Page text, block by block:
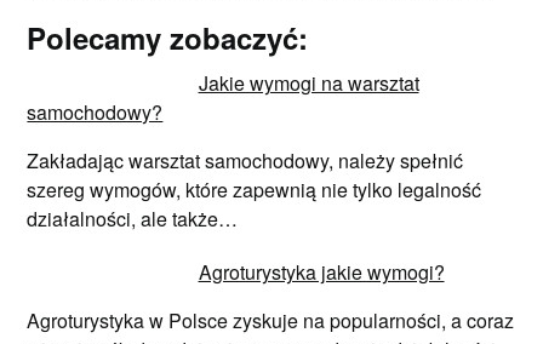
Polecamy zobaczyć:
Jakie wymogi na warsztat
samochodowy?
Zakładając warsztat samochodowy, należy spełnić
szereg wymogów, które zapewnią nie tylko legalność
działalności, ale także…
Agroturystyka jakie wymogi?
Agroturystyka w Polsce zyskuje na popularności, a coraz